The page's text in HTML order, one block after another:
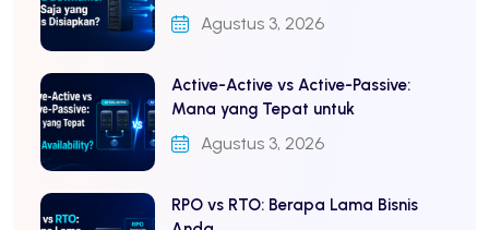
Agustus 3, 2026
Active-Active vs Active-Passive:
Mana yang Tepat untuk
Agustus 3, 2026
RPO vs RTO: Berapa Lama Bisnis